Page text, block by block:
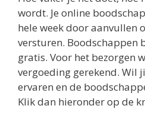
wordt. Je online
hele week door aanvullen
versturen. Boodschappen
gratis. Voor het bezorgen
vergoeding gerekend. Wil
ervaren en de
Klik dan hieronder op de